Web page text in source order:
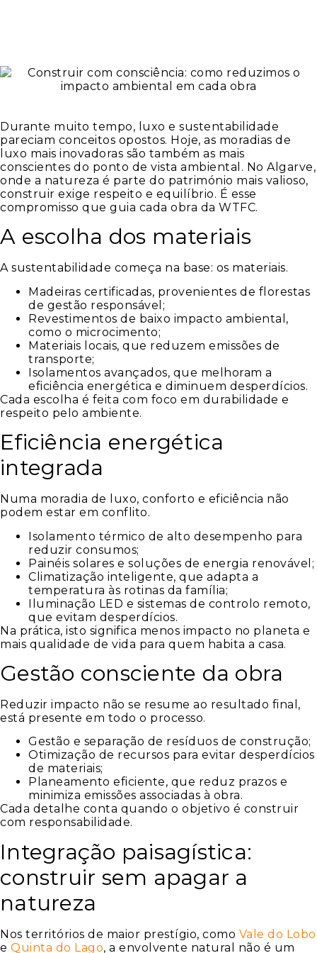
Durante muito tempo, luxo e sustentabilidade
pareciam conceitos opostos. Hoje, as moradias de
luxo mais inovadoras são também as mais
conscientes do ponto de vista ambiental. No Algarve,
onde a natureza é parte do património mais valioso,
construir exige respeito e equilíbrio. É esse
compromisso que guia cada obra da WTFC.
A escolha dos materiais
A sustentabilidade começa na base: os materiais.
Madeiras certificadas, provenientes de florestas
de gestão responsável;
Revestimentos de baixo impacto ambiental,
como o microcimento;
Materiais locais, que reduzem emissões de
transporte;
Isolamentos avançados, que melhoram a
eficiência energética e diminuem desperdícios.
Cada escolha é feita com foco em durabilidade e
respeito pelo ambiente.
Eficiência energética
integrada
Numa moradia de luxo, conforto e eficiência não
podem estar em conflito.
Isolamento térmico de alto desempenho para
reduzir consumos;
Painéis solares e soluções de energia renovável;
Climatização inteligente, que adapta a
temperatura às rotinas da família;
Iluminação LED e sistemas de controlo remoto,
que evitam desperdícios.
Na prática, isto significa menos impacto no planeta e
mais qualidade de vida para quem habita a casa.
Gestão consciente da obra
Reduzir impacto não se resume ao resultado final,
está presente em todo o processo.
Gestão e separação de resíduos de construção;
Otimização de recursos para evitar desperdícios
de materiais;
Planeamento eficiente, que reduz prazos e
minimiza emissões associadas à obra.
Cada detalhe conta quando o objetivo é construir
com responsabilidade.
Integração paisagística:
construir sem apagar a
natureza
Nos territórios de maior prestígio, como Vale do Lobo
e Quinta do Lago, a envolvente natural não é um